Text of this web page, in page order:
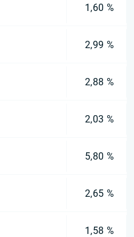
1,60 %
2,99 %
2,88 %
2,03 %
5,80 %
2,65 %
1,58 %